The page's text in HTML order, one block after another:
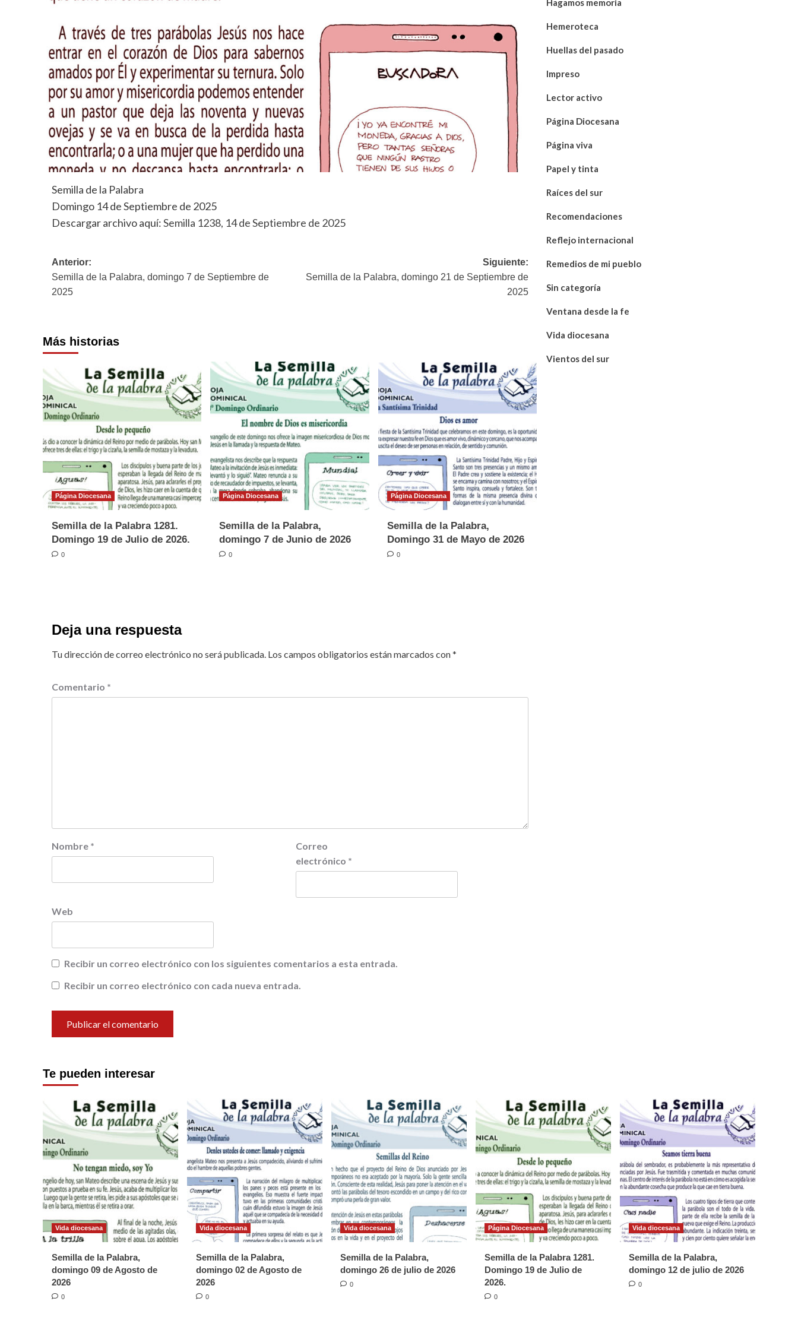
Semilla de la Palabra
Domingo 14 de Septiembre de 2025
Descargar archivo aquí:Semilla 1238, 14 de Septiembre de 2025
Navegación
de
Anterior:
Semilla de la Palabra, domingo 7 de Septiembre de
2025
Siguiente:
Semilla de la Palabra, domingo 21 de Septiembre de
2025
Más historias
Página Diocesana
Semilla de la Palabra 1281.
Domingo 19 de Julio de 2026.
0
Página Diocesana
Semilla de la Palabra,
domingo 7 de Junio de 2026
0
Página Diocesana
Semilla de la Palabra,
Domingo 31 de Mayo de 2026
0
Deja una respuesta
Tu dirección de correo electrónico no será publicada. Los campos obligatorios están marcados con*
Comentario *
Nombre *
Correo
electrónico *
Web
Recibir un correo electrónico con los siguientes comentarios a esta entrada.
Recibir un correo electrónico con cada nueva entrada.
Hagamos memoria
Hemeroteca
Huellas del pasado
Impreso
Lector activo
Página Diocesana
Página viva
Papel y tinta
Raíces del sur
Recomendaciones
Reflejo internacional
Remedios de mi pueblo
Sin categoría
Ventana desde la fe
Vida diocesana
Vientos del sur
Te pueden interesar
Vida diocesana
Semilla de la Palabra,
domingo 09 de Agosto de
2026
0
Vida diocesana
Semilla de la Palabra,
domingo 02 de Agosto de
2026
0
Vida diocesana
Semilla de la Palabra,
domingo 26 de julio de 2026
0
Página Diocesana
Semilla de la Palabra 1281.
Domingo 19 de Julio de
2026.
0
Vida diocesana
Semilla de la Palabra,
domingo 12 de julio de 2026
0